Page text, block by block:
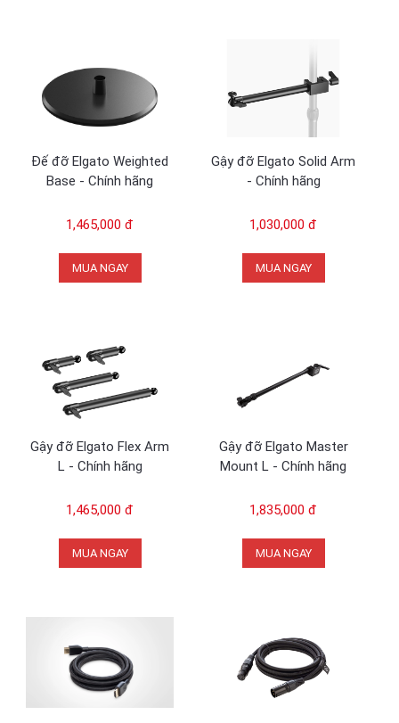
Đế đỡ Elgato Weighted
Base - Chính hãng
1,465,000 đ
MUA NGAY
Gậy đỡ Elgato Solid Arm
- Chính hãng
1,030,000 đ
MUA NGAY
Gậy đỡ Elgato Flex Arm
L - Chính hãng
1,465,000 đ
MUA NGAY
Gậy đỡ Elgato Master
Mount L - Chính hãng
1,835,000 đ
MUA NGAY